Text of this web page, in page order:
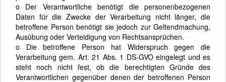
o Der Verantwortliche benötigt die personenbezogenen
Daten für die Zwecke der Verarbeitung nicht länger, die
betroffene Person benötigt sie jedoch zur Geltendmachung,
Ausübung oder Verteidigung von Rechtsansprüchen.
o Die betroffene Person hat Widerspruch gegen die
Verarbeitung gem. Art. 21 Abs. 1 DS-GVO eingelegt und es
steht noch nicht fest, ob die berechtigten Gründe des
Verantwortlichen gegenüber denen der betroffenen Person